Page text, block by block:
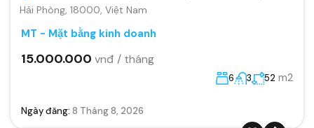
Hải Phòng, 18000, Việt Nam
MT - Mặt bằng kinh doanh
15.000.000 vnđ / tháng
6 3 52 m2
Ngày đăng: 8 Tháng 8, 2026